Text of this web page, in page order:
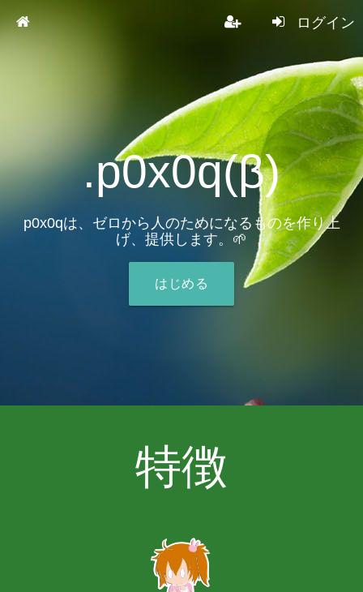
ログイン
.p0x0q(β)
p0x0qは、ゼロから人のためになるものを作り上
げ、提供します。🌱
はじめる
特徴